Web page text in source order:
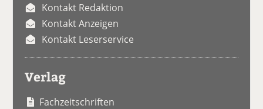
Kontakt Redaktion
Kontakt Anzeigen
Kontakt Leserservice
Verlag
Fachzeitschriften